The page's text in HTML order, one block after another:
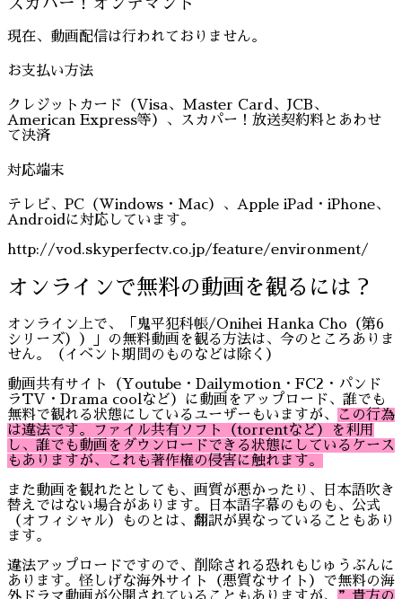
現在、動画配信は行われておりません。
お支払い方法
クレジットカード（Visa、Master Card、JCB、
American Express等）、スカパー！放送契約料とあわせ
て決済
対応端末
テレビ、PC（Windows・Mac）、Apple iPad・iPhone、
Androidに対応しています。
http://vod.skyperfectv.co.jp/feature/environment/
オンラインで無料の動画を観るには？
オンライン上で、「鬼平犯科帳/Onihei Hanka Cho（第6
シリーズ））」の無料動画を観る方法は、今のところありま
せん。（イベント期間のものなどは除く）
動画共有サイト（Youtube・Dailymotion・FC2・パンド
ラTV・Drama coolなど）に動画をアップロード、誰でも
無料で観れる状態にしているユーザーもいますが、
この行為
は違法です。ファイル共有ソフト（torrentなど）を利用
し、誰でも動画をダウンロードできる状態にしているケース
もありますが、これも著作権の侵害に触れます。
また動画を観れたとしても、画質が悪かったり、日本語吹き
替えではない場合があります。日本語字幕のものも、公式
（オフィシャル）ものとは、翻訳が異なっていることもあり
ます。
違法アップロードですので、削除される恐れもじゅうぶんに
あります。怪しげな海外サイト（悪質なサイト）で無料の海
外ドラマ動画が公開されていることもありますが、
”貴方の